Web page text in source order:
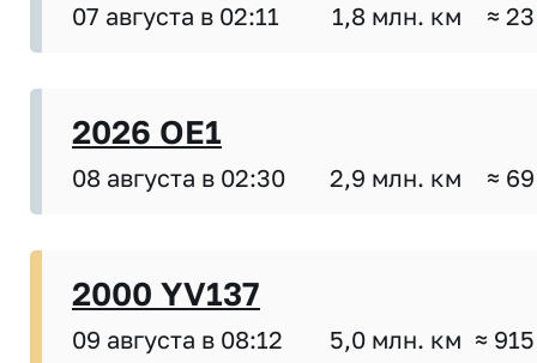
07 августа в 02:11 1,8 млн. км ≈
2026 OE1
08 августа в 02:30 2,9 млн. км ≈
2000 YV137
09 августа в 08:12 5,0 млн. км ≈